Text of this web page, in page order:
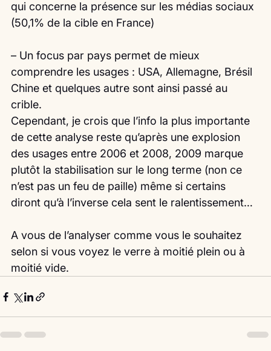
qui concerne la présence sur les médias sociaux
(50,1% de la cible en France)
– Un focus par pays permet de mieux
comprendre les usages : USA, Allemagne, Brésil
Chine et quelques autre sont ainsi passé au
crible.
Cependant, je crois que l’info la plus importante
de cette analyse reste qu’après une explosion
des usages entre 2006 et 2008, 2009 marque
plutôt la stabilisation sur le long terme (non ce
n’est pas un feu de paille) même si certains
diront qu’à l’inverse cela sent le ralentissement…
A vous de l’analyser comme vous le souhaitez
selon si vous voyez le verre à moitié plein ou à
moitié vide.